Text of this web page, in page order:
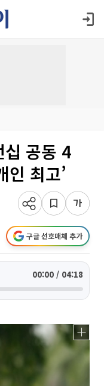
십 공동 4
최고’
구글 선호매체 추가
00:00 / 04:18